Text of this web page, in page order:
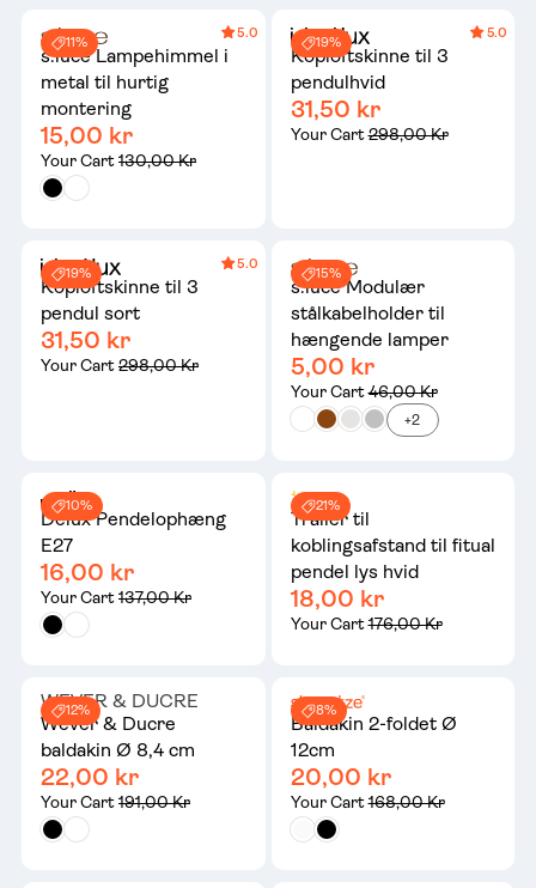
11%
5.0
s.luce Lampehimmel i
metal til hurtig
montering
15,00 kr
Your Cart130,00 Kr
19%
5.0
Koploftskinne til 3
pendulhvid
31,50 kr
Your Cart298,00 Kr
19%
5.0
Koploftskinne til 3
pendul sort
31,50 kr
Your Cart298,00 Kr
15%
s.luce Modulær
stålkabelholder til
hængende lamper
5,00 kr
Your Cart46,00 Kr
+2
10%
Delux Pendelophæng
E27
16,00 kr
Your Cart137,00 Kr
21%
Trailer til
koblingsafstand til fitual
pendel lys hvid
18,00 kr
Your Cart176,00 Kr
12%
WEVER & DUCRE
Wever & Ducre
baldakin Ø 8,4 cm
22,00 kr
Your Cart191,00 Kr
8%
Baldakin 2-foldet Ø
12cm
20,00 kr
Your Cart168,00 Kr